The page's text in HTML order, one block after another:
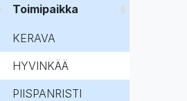
Toimipaikka
KERAVA
HYVINKÄÄ
PIISPANRISTI